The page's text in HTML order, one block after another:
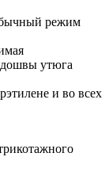
режим
утюга
и во всех